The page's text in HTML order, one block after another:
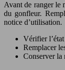
Avant de ranger le
du gonfleur.
notice d’utilisation.
Vérifier
Remplacer
Conserver la